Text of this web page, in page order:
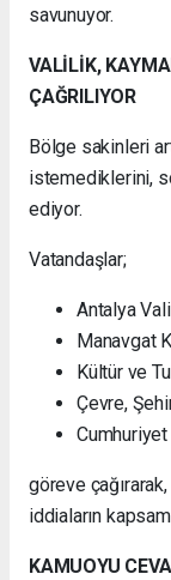
savunuyor.
VALİLİK,
ÇAĞRILIYOR
Bölge sakinleri
istemediklerini,
ediyor.
Vatandaşlar;
Antalya
Manavgat
Kültür ve
Çevre,
Cumhuriyet
göreve
iddiaların
KAMUOYU